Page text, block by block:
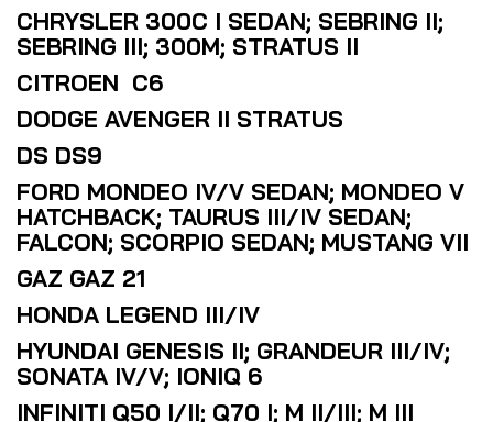
CHRYSLER 300C I SEDAN; SEBRING II;
SEBRING III; 300M; STRATUS II
CITROEN C6
DODGE AVENGER II STRATUS
DS DS9
FORD MONDEO IV/V SEDAN; MONDEO V
HATCHBACK; TAURUS III/IV SEDAN;
FALCON; SCORPIO SEDAN; MUSTANG VII
GAZ GAZ 21
HONDA LEGEND III/IV
HYUNDAI GENESIS II; GRANDEUR III/IV;
SONATA IV/V; IONIQ 6
INFINITI Q50 I/II; Q70 I; M II/III; M III